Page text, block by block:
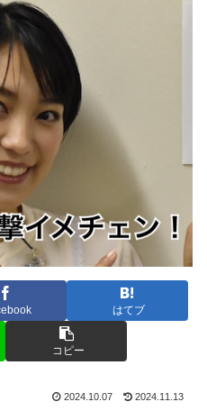
はてブ
コピー
2024.10.07 2024.11.13